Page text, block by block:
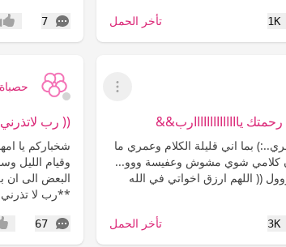
1K تأخر الحمل 7
التعليقات
عرض القائمة
ياااااااااااااارب&&
بما اني قليلة الكلام وعمري ما
كلامي شوي مشوش وعفيسة ووو...
(( اللهم ارزق اخواتي في الله
3K تأخر الحمل
حصباة
(( رب
شخباركم يا
وقيام الليل
البعض الى ان
**رب لا
67
التعليقات